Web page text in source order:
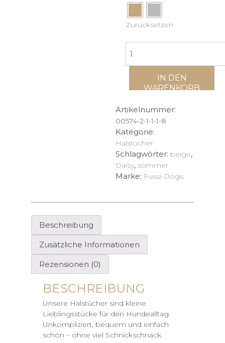
Zurücksetzen
"daisy"
Menge
IN DEN
WARENKORB
Artikelnummer:
00574-2-1-1-1-8
Kategorie:
Halstücher
Schlagwörter: beige,
Daisy, sommer
Marke: Fussi-Dogs
Beschreibung
Zusätzliche Informationen
Rezensionen (0)
BESCHREIBUNG
Unsere Halstücher sind kleine
Lieblingsstücke für den Hundealltag.
Unkompliziert, bequem und einfach
schön – ohne viel Schnickschnack.